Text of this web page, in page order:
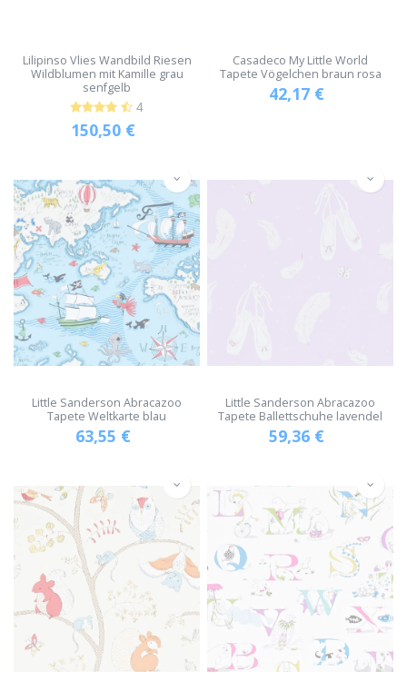
Lilipinso Vlies Wandbild Riesen
Wildblumen mit Kamille grau
senfgelb
4
150,50 €
Casadeco My Little World
Tapete Vögelchen braun rosa
42,17 €
Little Sanderson Abracazoo
Tapete Weltkarte blau
63,55 €
Little Sanderson Abracazoo
Tapete Ballettschuhe lavendel
59,36 €